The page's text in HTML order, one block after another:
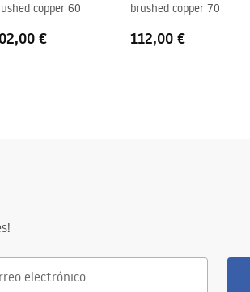
copper 60
€
brushed copper 70
112,00 €